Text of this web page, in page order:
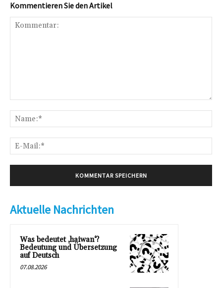
Kommentieren Sie den Artikel
Aktuelle Nachrichten
Was bedeutet ‚haiwan‘?
Bedeutung und Übersetzung
auf Deutsch
07.08.2026